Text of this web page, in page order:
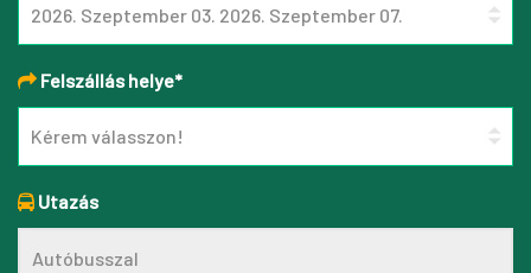
Felszállás helye*
Utazás